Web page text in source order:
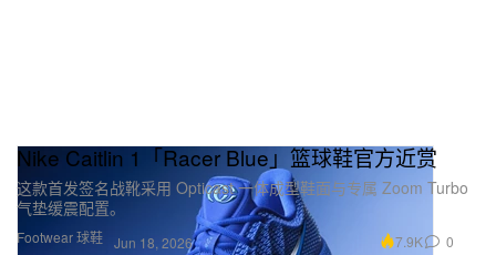
Footwear 球鞋
Nike Caitlin 1「Racer Blue」篮球鞋官方近赏
这款首发签名战靴采用 Opticast 一体成型鞋面与专属 Zoom Turbo
气垫缓震配置。
Jun 18, 2026 7.9K 0